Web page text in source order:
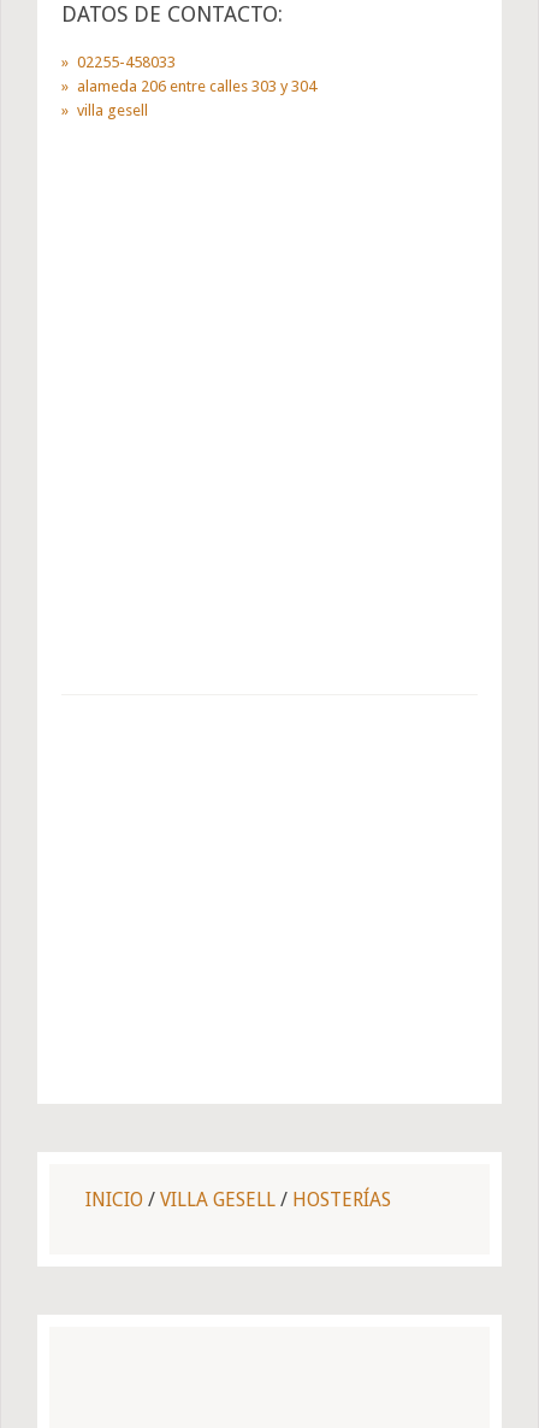
DATOS DE CONTACTO:
02255-458033
alameda 206 entre calles 303 y 304
villa gesell
INICIO / VILLA GESELL / HOSTERÍAS